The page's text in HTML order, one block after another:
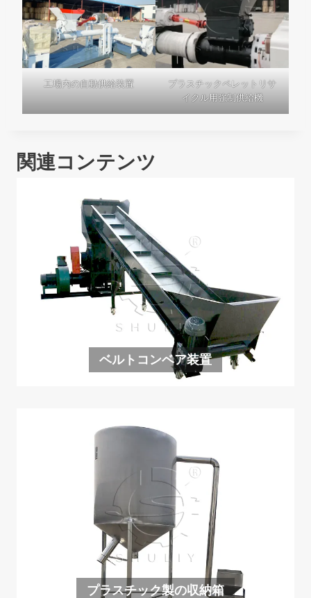
工場内の自動供給装置
プラスチックペレットリサ
イクル用強制供給機
関連コンテンツ
ベルトコンベア装置
プラスチック製の収納箱